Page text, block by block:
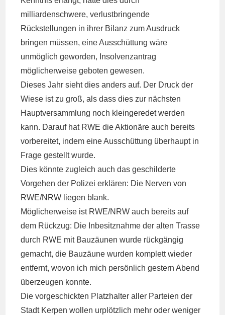
milliardenschwere, verlustbringende
Rückstellungen in ihrer Bilanz zum Ausdruck
bringen müssen, eine Ausschüttung wäre
unmöglich geworden, Insolvenzantrag
möglicherweise geboten gewesen.
Dieses Jahr sieht dies anders auf. Der Druck der
Wiese ist zu groß, als dass dies zur nächsten
Hauptversammlung noch kleingeredet werden
kann. Darauf hat RWE die Aktionäre auch bereits
vorbereitet, indem eine Ausschüttung überhaupt in
Frage gestellt wurde.
Dies könnte zugleich auch das geschilderte
Vorgehen der Polizei erklären: Die Nerven von
RWE/NRW liegen blank.
Möglicherweise ist RWE/NRW auch bereits auf
dem Rückzug: Die Inbesitznahme der alten Trasse
durch RWE mit Bauzäunen wurde rückgängig
gemacht, die Bauzäune wurden komplett wieder
entfernt, wovon ich mich persönlich gestern Abend
überzeugen konnte.
Die vorgeschickten Platzhalter aller Parteien der
Stadt Kerpen wollen urplötzlich mehr oder weniger